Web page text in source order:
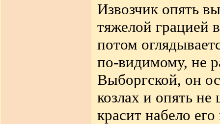
Извозчик опять
тяжелой грацией
потом
по-видимому, не
Выборгской, он
козлах и опять
красит набело